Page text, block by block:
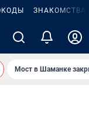
ЗНАКОМСТВА
Мост в Шаманке